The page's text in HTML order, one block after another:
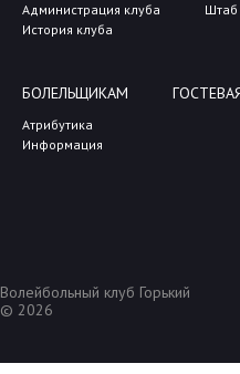
Администрация клуба
История клуба
БОЛЕЛЬЩИКАМ
Атрибутика
Информация
Волейбольный клуб Горький
© 2026